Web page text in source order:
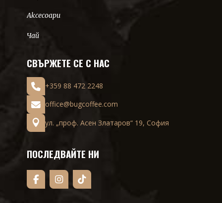
Аксесоари
Чай
СВЪРЖЕТЕ СЕ С НАС
+359 88 472 2248
office@bugcoffee.com
ул. „проф. Асен Златаров“ 19, София
ПОСЛЕДВАЙТЕ НИ